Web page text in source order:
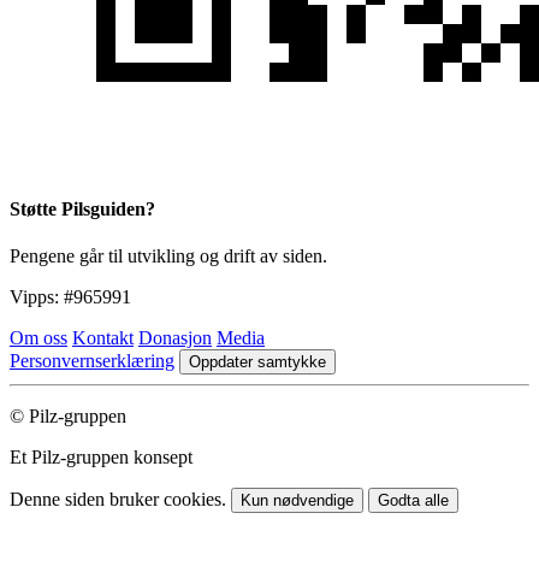
Støtte Pilsguiden?
Pengene går til utvikling og drift av siden.
Vipps: #965991
Om oss Kontakt Donasjon Media
Personvernserklæring
Oppdater samtykke
© Pilz-gruppen
Et Pilz-gruppen konsept
Denne siden bruker cookies. Kun nødvendige Godta alle